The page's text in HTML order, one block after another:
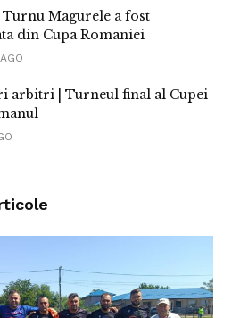
Turnu Magurele a fost
din Cupa Romaniei
arbitri | Turneul final al Cupei